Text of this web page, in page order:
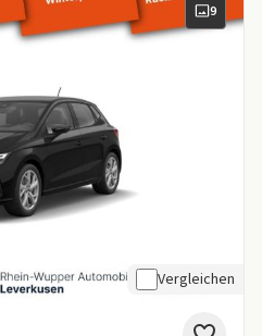
9
Vergleichen